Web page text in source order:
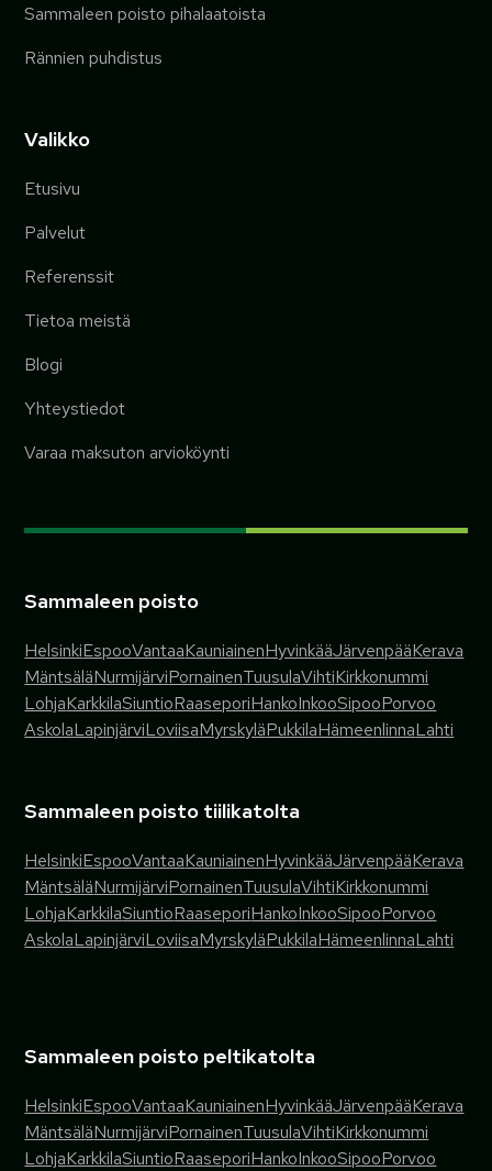
Sammaleen poisto pihalaatoista
Rännien puhdistus
Valikko
Etusivu
Palvelut
Referenssit
Tietoa meistä
Blogi
Yhteystiedot
Varaa maksuton arvioköynti
Sammaleen poisto
HelsinkiEspooVantaaKauniainenHyvinkääJärvenpääKerava
MäntsäläNurmijärviPornainenTuusulaVihtiKirkkonummi
LohjaKarkkilaSiuntioRaaseporiHankoInkooSipooPorvoo
AskolaLapinjärviLoviisaMyrskyläPukkilaHämeenlinnaLahti
Sammaleen poisto tiilikatolta
HelsinkiEspooVantaaKauniainenHyvinkääJärvenpääKerava
MäntsäläNurmijärviPornainenTuusulaVihtiKirkkonummi
LohjaKarkkilaSiuntioRaaseporiHankoInkooSipooPorvoo
AskolaLapinjärviLoviisaMyrskyläPukkilaHämeenlinnaLahti
Sammaleen poisto peltikatolta
HelsinkiEspooVantaaKauniainenHyvinkääJärvenpääKerava
MäntsäläNurmijärviPornainenTuusulaVihtiKirkkonummi
LohjaKarkkilaSiuntioRaaseporiHankoInkooSipooPorvoo